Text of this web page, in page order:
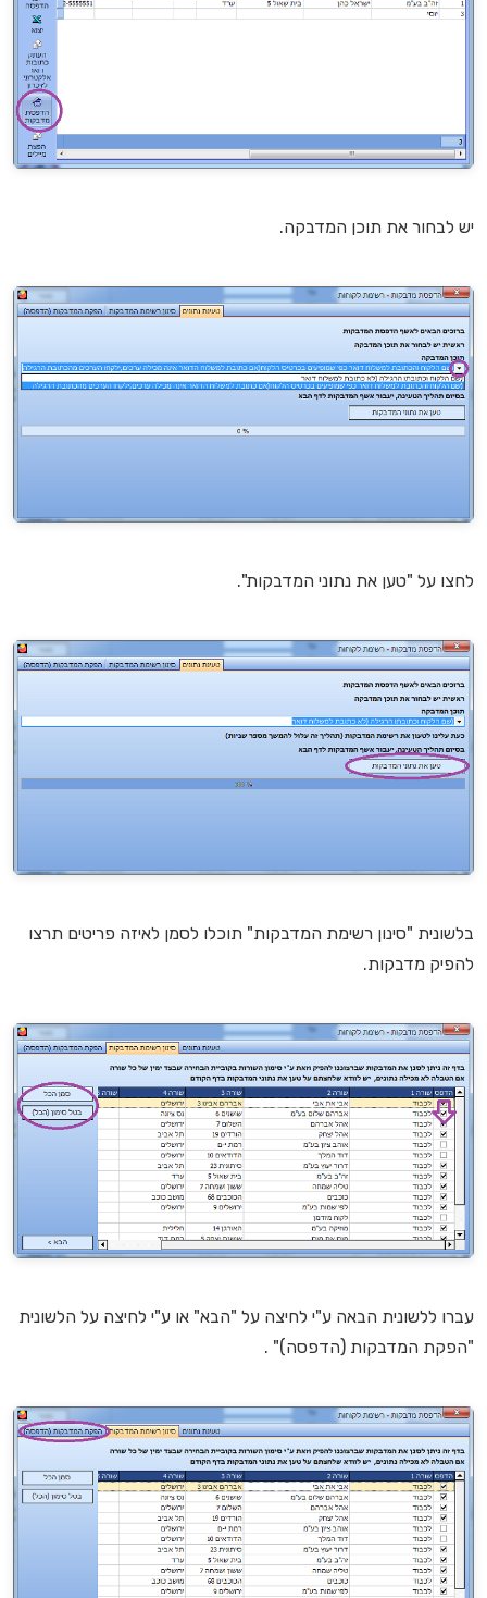
יש לבחור את תוכן המדבקה.
לחצו על "טען את נתוני המדבקות".
בלשונית "סינון רשימת המדבקות" תוכלו לסמן לאיזה פריטים תרצו
להפיק מדבקות.
עברו ללשונית הבאה ע"י לחיצה על "הבא" או ע"י לחיצה על הלשונית
"הפקת המדבקות (הדפסה)" .